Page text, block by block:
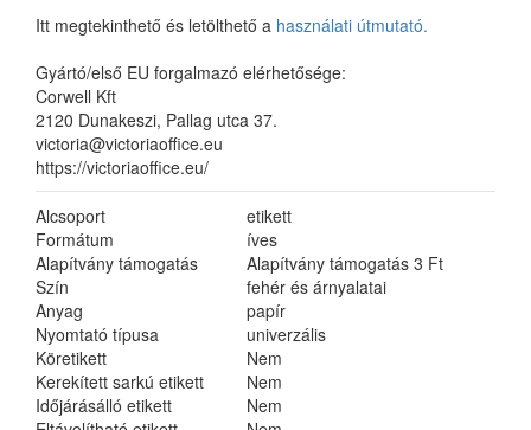
Itt megtekinthető és letölthető a használati útmutató.
Gyártó/első EU forgalmazó elérhetősége:
Corwell Kft
2120 Dunakeszi, Pallag utca 37.
victoria@victoriaoffice.eu
https://victoriaoffice.eu/
Alcsoport
etikett
Formátum
íves
Alapítvány támogatás
Alapítvány támogatás 3 Ft
Szín
fehér és árnyalatai
Anyag
papír
Nyomtató típusa
univerzális
Köretikett
Nem
Kerekített sarkú etikett
Nem
Időjárásálló etikett
Nem